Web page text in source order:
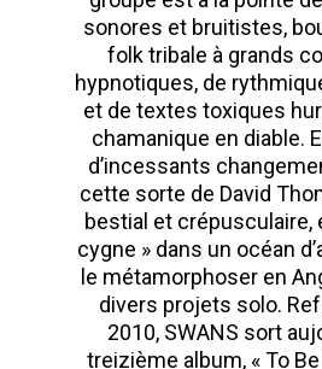
sonores et bruitistes,
folk tribale à grands
hypnotiques, de
et de textes toxiques
chamanique en diable.
d’incessants
cette sorte de David
bestial et crépusculaire,
cygne » dans un océan
le métamorphoser en
divers projets solo.
2010, SWANS sort
treizième album, « To